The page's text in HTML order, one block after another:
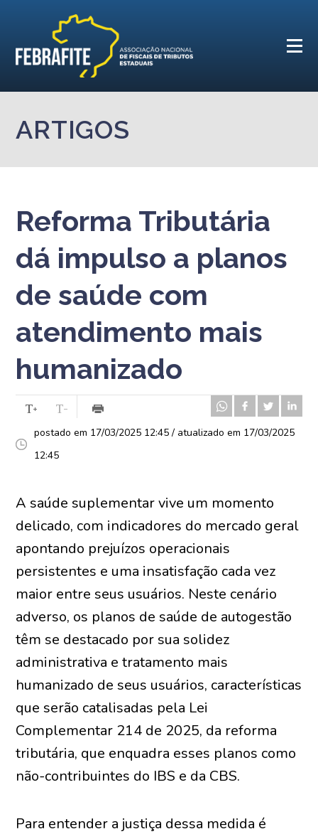
ARTIGOS
Reforma Tributária
dá impulso a planos
de saúde com
atendimento mais
humanizado
postado em 17/03/2025 12:45 / atualizado em 17/03/2025
12:45
A saúde suplementar vive um momento
delicado, com indicadores do mercado geral
apontando prejuízos operacionais
persistentes e uma insatisfação cada vez
maior entre seus usuários. Neste cenário
adverso, os planos de saúde de autogestão
têm se destacado por sua solidez
administrativa e tratamento mais
humanizado de seus usuários, características
que serão catalisadas pela Lei
Complementar 214 de 2025, da reforma
tributária, que enquadra esses planos como
não-contribuintes do IBS e da CBS.
Para entender a justiça dessa medida é